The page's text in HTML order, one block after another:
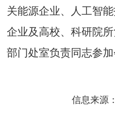
关能源企业、人工智
企业及高校、科研院
部门处室负责同志参加
信息来源